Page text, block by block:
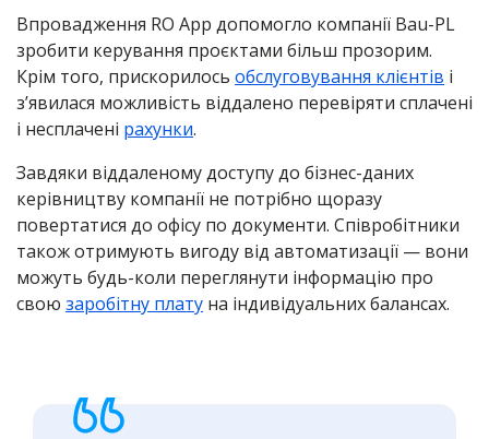
Впровадження RO App допомогло компанії Bau-PL
зробити керування проєктами більш прозорим.
Крім того, прискорилось обслуговування клієнтів і
з’явилася можливість віддалено перевіряти сплачені
і несплачені рахунки.
Завдяки віддаленому доступу до бізнес-даних
керівництву компанії не потрібно щоразу
повертатися до офісу по документи. Співробітники
також отримують вигоду від автоматизації — вони
можуть будь-коли переглянути інформацію про
свою заробітну плату на індивідуальних балансах.